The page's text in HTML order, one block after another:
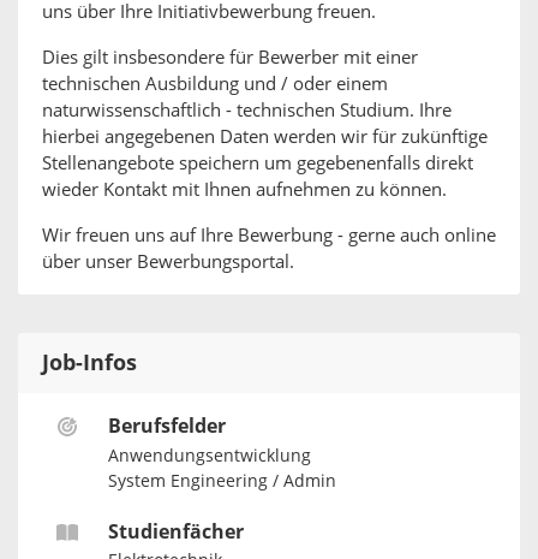
uns über Ihre Initiativbewerbung freuen.
Dies gilt insbesondere für Bewerber mit einer
technischen Ausbildung und / oder einem
naturwissenschaftlich - technischen Studium. Ihre
hierbei angegebenen Daten werden wir für zukünftige
Stellenangebote speichern um gegebenenfalls direkt
wieder Kontakt mit Ihnen aufnehmen zu können.
Wir freuen uns auf Ihre Bewerbung - gerne auch online
über unser Bewerbungsportal.
Job-Infos
Berufsfelder
Anwendungsentwicklung
System Engineering / Admin
Studienfächer